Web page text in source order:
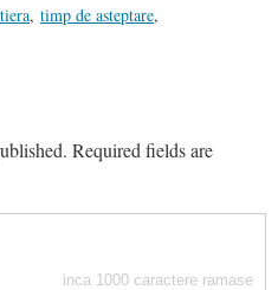
, timp de asteptare,
Required fields are
inca 1000 caractere ramase